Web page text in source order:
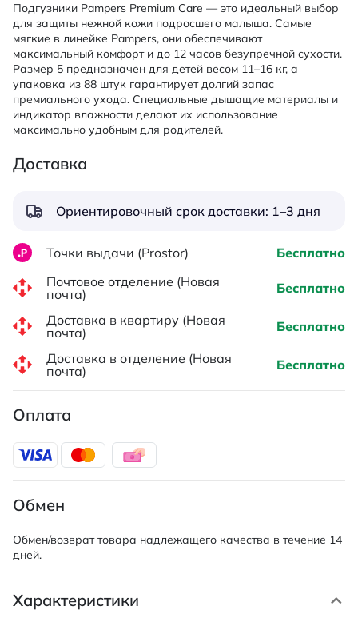
Подгузники Pampers Premium Care — это идеальный выбор
для защиты нежной кожи подросшего малыша. Самые
мягкие в линейке Pampers, они обеспечивают
максимальный комфорт и до 12 часов безупречной сухости.
Размер 5 предназначен для детей весом 11–16 кг, а
упаковка из 88 штук гарантирует долгий запас
премиального ухода. Специальные дышащие материалы и
индикатор влажности делают их использование
максимально удобным для родителей.
Доставка
Ориентировочный срок доставки: 1–3 дня
Точки выдачи (Prostor)
Бесплатно
Почтовое отделение (Новая
почта)
Бесплатно
Доставка в квартиру (Новая
почта)
Бесплатно
Доставка в отделение (Новая
почта)
Бесплатно
Оплата
Обмен
Обмен/возврат товара надлежащего качества в течение 14
дней.
Характеристики